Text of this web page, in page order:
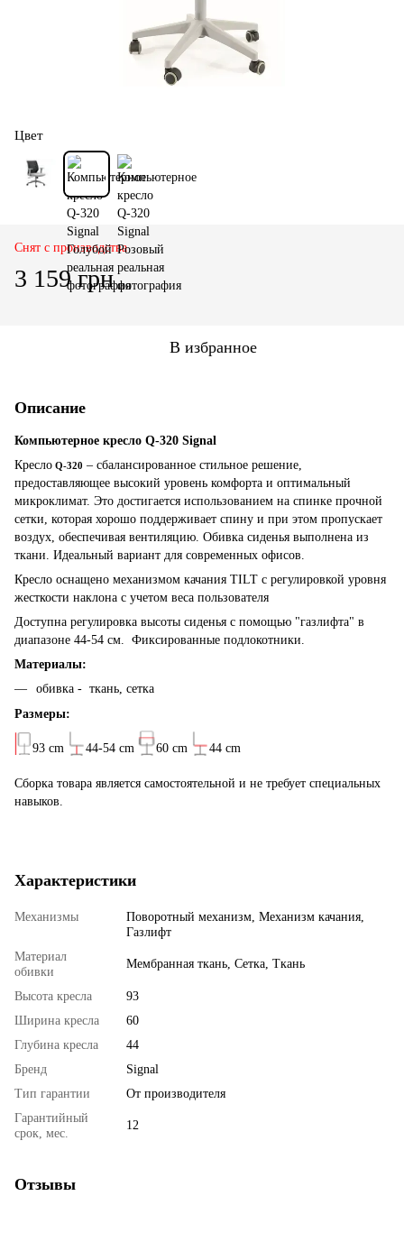
Цвет
Снят с производства
3 159 грн
В избранное
Описание
Компьютерное кресло Q-320 Signal
Кресло Q-320 – сбалансированное стильное решение,
предоставляющее высокий уровень комфорта и оптимальный
микроклимат. Это достигается использованием на спинке прочной
сетки, которая хорошо поддерживает спину и при этом пропускает
воздух, обеспечивая вентиляцию. Обивка сиденья выполнена из
ткани. Идеальный вариант для современных офисов.
Кресло оснащено механизмом качания TILT с регулировкой уровня
жесткости наклона с учетом веса пользователя
Доступна регулировка высоты сиденья с помощью "газлифта" в
диапазоне 44-54 см. Фиксированные подлокотники.
Материалы:
обивка - ткань, сетка
Размеры:
93 cm 44-54 cm 60 cm 44 cm
Сборка товара является самостоятельной и не требует специальных
навыков.
Характеристики
Механизмы
Поворотный механизм, Механизм качания,
Газлифт
Материал
обивки
Мембранная ткань, Сетка, Ткань
Высота кресла
93
Ширина кресла
60
Глубина кресла
44
Бренд
Signal
Тип гарантии
От производителя
Гарантийный
срок, мес.
12
Отзывы